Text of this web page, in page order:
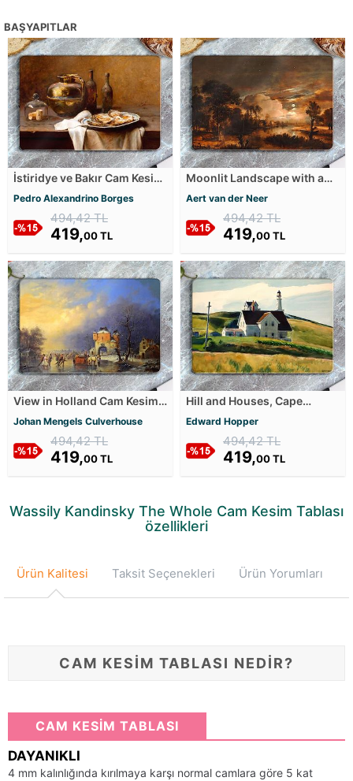
BAŞYAPITLAR
İstiridye ve Bakır Cam Kesim
Pedro Alexandrino Borges
494,42 TL
419,00 TL
Moonlit Landscape with a
River and Castle
Kostverloren Cam Kesim
Tablası
Aert van der Neer
494,42 TL
419,00 TL
View in Holland Cam Kesim
Johan Mengels Culverhouse
494,42 TL
419,00 TL
Hill and Houses, Cape
Tablası
Edward Hopper
494,42 TL
419,00 TL
Wassily Kandinsky The Whole Cam Kesim Tablası
özellikleri
Ürün Kalitesi Taksit Seçenekleri Ürün Yorumları
CAM KESİM TABLASI NEDİR?
CAM KESİM TABLASI
DAYANIKLI
4 mm kalınlığında kırılmaya karşı normal camlara göre 5 kat